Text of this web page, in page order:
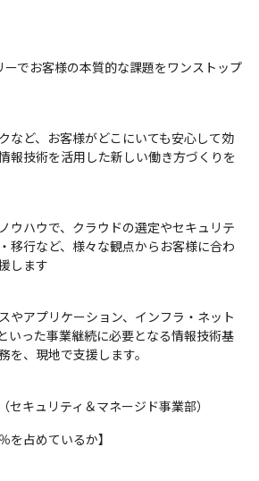
でお客様の本質的な課題をワンストップ
など、お客様がどこにいても安心して効
報技術を活用した新しい働き方づくりを
ウハウで、クラウドの選定やセキュリテ
移行など、様々な観点からお客様に合わ
します
やアプリケーション、インフラ・ネット
いった事業継続に必要となる情報技術基
を、現地で支援します。
キュリティ＆マネージド事業部）
を占めているか】